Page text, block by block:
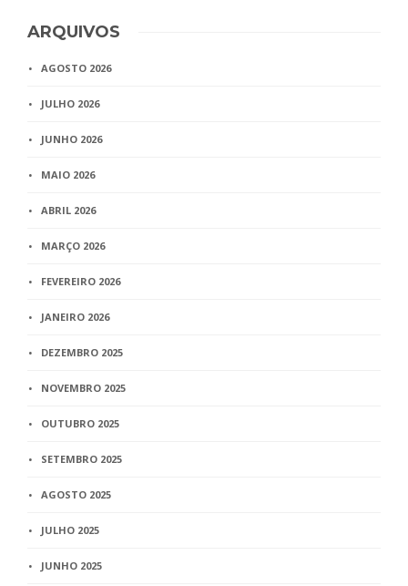
ARQUIVOS
AGOSTO 2026
JULHO 2026
JUNHO 2026
MAIO 2026
ABRIL 2026
MARÇO 2026
FEVEREIRO 2026
JANEIRO 2026
DEZEMBRO 2025
NOVEMBRO 2025
OUTUBRO 2025
SETEMBRO 2025
AGOSTO 2025
JULHO 2025
JUNHO 2025